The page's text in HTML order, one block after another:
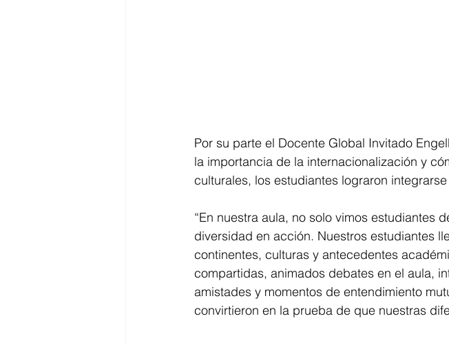
Por su parte el Docente Global Invitado
la importancia de la internacionalización y
culturales, los estudiantes lograron
“En nuestra aula, no solo vimos estudiantes
diversidad en acción. Nuestros estudiantes
continentes, culturas y antecedentes
compartidas, animados debates en el aula,
amistades y momentos de entendimiento
convirtieron en la prueba de que nuestras